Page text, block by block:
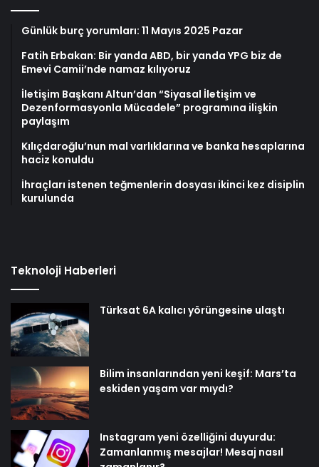
Günlük burç yorumları: 11 Mayıs 2025 Pazar
Fatih Erbakan: Bir yanda ABD, bir yanda YPG biz de
Emevi Camii’nde namaz kılıyoruz
İletişim Başkanı Altun’dan “Siyasal İletişim ve
Dezenformasyonla Mücadele” programına ilişkin
paylaşım
Kılıçdaroğlu’nun mal varlıklarına ve banka hesaplarına
haciz konuldu
İhraçları istenen teğmenlerin dosyası ikinci kez disiplin
kurulunda
Teknoloji Haberleri
Türksat 6A kalıcı yörüngesine ulaştı
Bilim insanlarından yeni keşif: Mars’ta
eskiden yaşam var mıydı?
Instagram yeni özelliğini duyurdu:
Zamanlanmış mesajlar! Mesaj nasıl